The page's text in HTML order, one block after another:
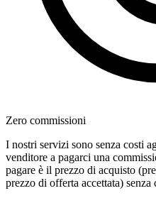
Zero commissioni
I nostri servizi sono senza costi
venditore a pagarci una
pagare è il prezzo di acquisto
prezzo di offerta accettata)